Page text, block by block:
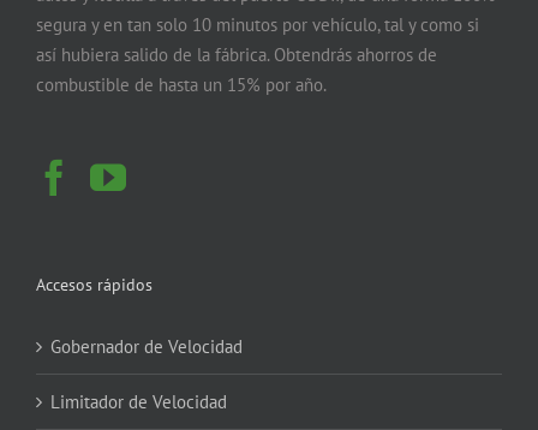
segura y en tan solo 10 minutos por vehículo, tal y como si
así hubiera salido de la fábrica. Obtendrás ahorros de
combustible de hasta un 15% por año.
Accesos rápidos
Gobernador de Velocidad
Limitador de Velocidad